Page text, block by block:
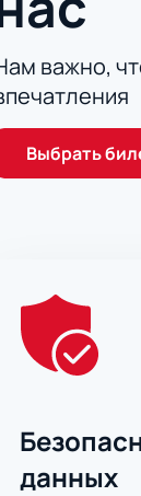
важно,
Выбрать
данных